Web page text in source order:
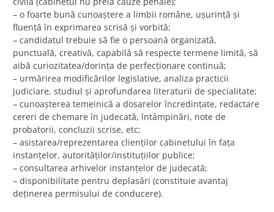
– o foarte bună cunoaștere a limbii române, uşurinţă şi
fluenţă în exprimarea scrisă şi vorbită;
– candidatul trebuie să fie o persoană organizată,
punctuală, creativă, capabilă să respecte termene limită, să
aibă curiozitatea/dorința de perfecționare continuă;
– urmărirea modificărilor legislative, analiza practicii
judiciare, studiul și aprofundarea literaturii de specialitate;
– cunoașterea temeinică a dosarelor încredințate, redactare
cereri de chemare în judecată, întâmpinări, note de
probatorii, concluzii scrise, etc;
– asistarea/reprezentarea clienților cabinetului în fața
instanțelor, autorităților/instituțiilor publice;
– consultarea arhivelor instanțelor de judecată;
– disponibilitate pentru deplasări (constituie avantaj
deținerea permisului de conducere).